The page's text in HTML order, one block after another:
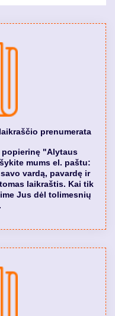
prenumerata
popierinę "Alytaus
mums el. paštu:
vardą, pavardę ir
laikraštis. Kai tik
Jus dėl tolimesnių